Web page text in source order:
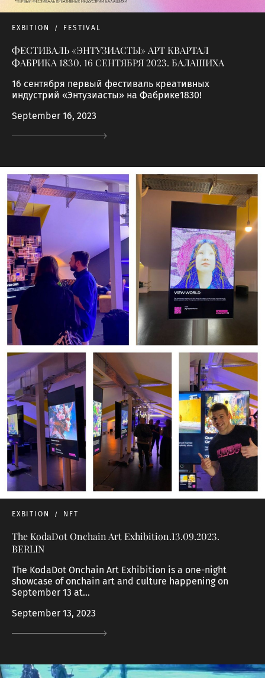
EXBITION FESTIVAL
ФЕСТИВАЛЬ «ЭНТУЗИАСТЫ» АРТ КВАРТАЛ
ФАБРИКА 1830. 16 СЕНТЯБРЯ 2023. БАЛАШИХА
16 сентября первый фестиваль креативных
индустрий «Энтузиасты» на Фабрике1830!
September 16, 2023
EXBITION NFT
The KodaDot Onchain Art Exhibition.13.09.2023.
BERLIN
The KodaDot Onchain Art Exhibition is a one-night
showcase of onchain art and culture happening on
September 13 at...
September 13, 2023